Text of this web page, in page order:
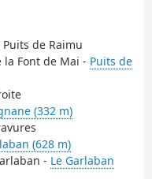
de Raimu
la Font de Mai - Puits de
(332 m)
(628 m)
- Le Garlaban